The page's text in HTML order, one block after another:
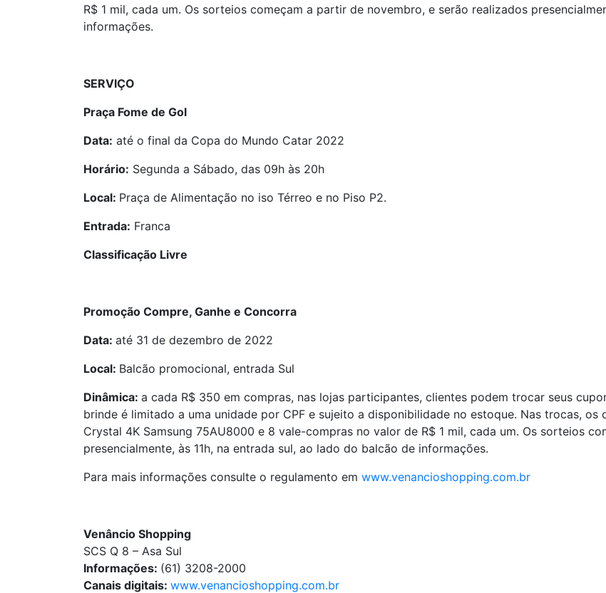
R$ 1 mil, cada um. Os sorteios começam a partir de novembro, e serão realizados
informações.
SERVIÇO
Praça Fome de Gol
Data: até o final da Copa do Mundo Catar 2022
Horário: Segunda a Sábado, das 09h às 20h
Local: Praça de Alimentação no iso Térreo e no Piso P2.
Entrada: Franca
Classificação Livre
Promoção Compre, Ganhe e Concorra
Data: até 31 de dezembro de 2022
Local: Balcão promocional, entrada Sul
Dinâmica: a cada R$ 350 em compras, nas lojas participantes, clientes podem trocar seus
brinde é limitado a uma unidade por CPF e sujeito a disponibilidade no estoque. Nas trocas,
Crystal 4K Samsung 75AU8000 e 8 vale-compras no valor de R$ 1 mil, cada um. Os sorteios
presencialmente, às 11h, na entrada sul, ao lado do balcão de informações.
Para mais informações consulte o regulamento em www.venancioshopping.com.br
Venâncio Shopping
SCS Q 8 – Asa Sul
Informações: (61) 3208-2000
Canais digitais: www.venancioshopping.com.br